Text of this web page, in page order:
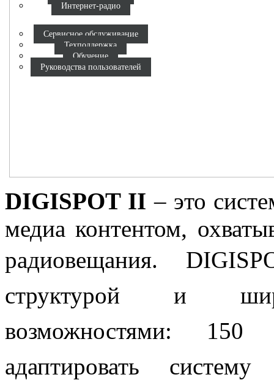
Интернет-радио
Сервисное обслуживание
Техподдержка
Обучение
Руководства пользователей
DIGISPOT II – это
медиа контентом,
радиовещания.
структурой и
возможностями: 150
адаптировать